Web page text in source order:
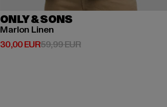
ONLY & SONS
Marlon Linen
30,00 EUR
Derzeitiger Preis: 30,00 EUR
59,99 EURAktionspreis: 59,99 EUR